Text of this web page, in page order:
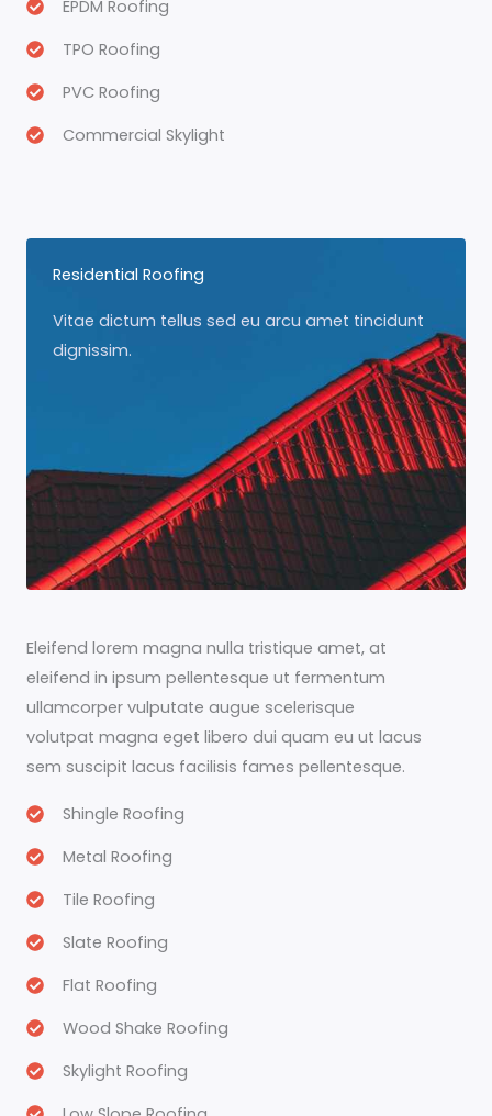
EPDM Roofing
TPO Roofing
PVC Roofing
Commercial Skylight
Residential Roofing
Vitae dictum tellus sed eu arcu amet tincidunt
dignissim.
Eleifend lorem magna nulla tristique amet, at
eleifend in ipsum pellentesque ut fermentum
ullamcorper vulputate augue scelerisque
volutpat magna eget libero dui quam eu ut lacus
sem suscipit lacus facilisis fames pellentesque.
Shingle Roofing
Metal Roofing
Tile Roofing
Slate Roofing
Flat Roofing
Wood Shake Roofing
Skylight Roofing